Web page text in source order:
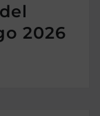
2026